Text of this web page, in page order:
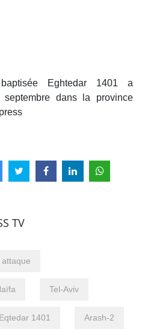
Eghtedar 1401 a
dans la province
TV
attaque
Tel-Aviv
Eqtedar 1401 Arash-2